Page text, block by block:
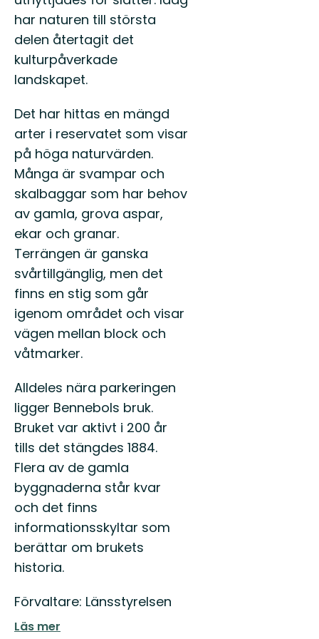
har naturen till största
delen återtagit det
kulturpåverkade
landskapet.
Det har hittas en mängd
arter i reservatet som visar
på höga naturvärden.
Många är svampar och
skalbaggar som har behov
av gamla, grova aspar,
ekar och granar.
Terrängen är ganska
svårtillgänglig, men det
finns en stig som går
igenom området och visar
vägen mellan block och
våtmarker.
Alldeles nära parkeringen
ligger Bennebols bruk.
Bruket var aktivt i 200 år
tills det stängdes 1884.
Flera av de gamla
byggnaderna står kvar
och det finns
informationsskyltar som
berättar om brukets
historia.
Förvaltare: Länsstyrelsen
Läs mer